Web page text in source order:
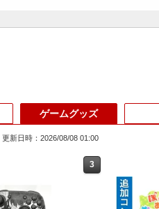
ゲームグッズ
更新日時：2026/08/08 01:00
3